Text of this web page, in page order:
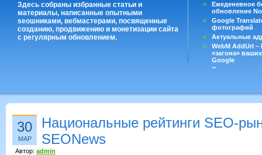
Здесь собраны избранные статьи и
материалы, написанные опытными
seoшниками, вебмастерами, посвященные
созданию, продвижению и монетизации сайта
с регулярным обновлением.
Ежеденевное
обновление
Google
фотографий
Актуальные
WebM AddUrl
«загона»
Google
Существует
30
МАР
Национальные рейтинги SEO-
SEONews
Автор: admin